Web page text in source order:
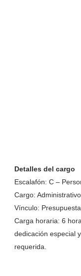
Detalles del cargo
Escalafón: C –
Cargo:
Vínculo:
Carga horaria: 6
dedicación especial
requerida.